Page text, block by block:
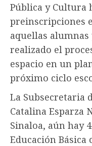
Pública y Cultura
preinscripciones
aquellas
realizado el
espacio en un
próximo ciclo
La Subsecretaria
Catalina Esparza
Sinaloa, aún hay
Educación Básica